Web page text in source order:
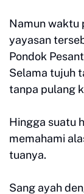
Namun waktu
yayasan
Pondok
Selama tujuh
tanpa pulang
Hingga suatu
memahami
tuanya.
Sang ayah